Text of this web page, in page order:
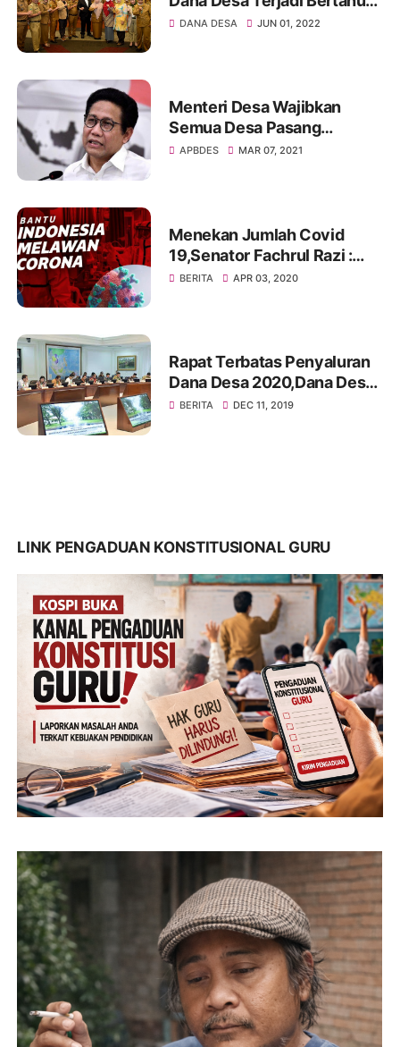
tahun, Banggar Minta
DANA DESA JUN 01, 2022
Menteri Desa Wajibkan
Semua Desa Pasang
APBDes di Ruang Publik
APBDES MAR 07, 2021
Menekan Jumlah Covid
19,Senator Fachrul Razi :
Segera Cairkan Dana Desa
BERITA APR 03, 2020
Rapat Terbatas Penyaluran
Dana Desa 2020,Dana Desa
Harus Efektif Dalam
BERITA DEC 11, 2019
LINK PENGADUAN KONSTITUSIONAL GURU